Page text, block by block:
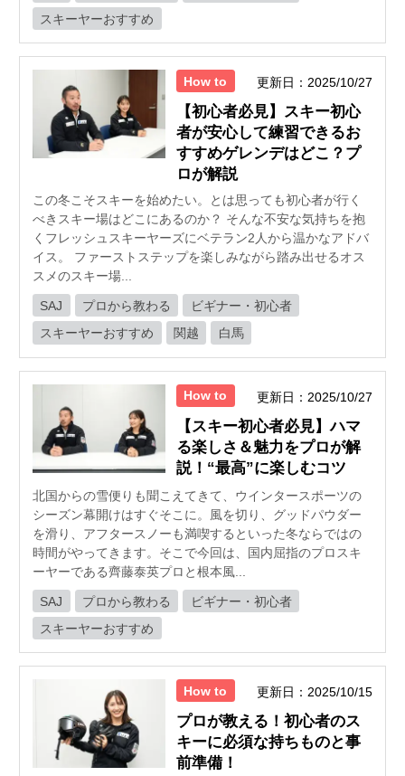
スキーヤーおすすめ
How to 更新日：2025/10/27
【初心者必見】スキー初心
者が安心して練習できるお
すすめゲレンデはどこ？プ
ロが解説
この冬こそスキーを始めたい。とは思っても初心者が行く
べきスキー場はどこにあるのか？ そんな不安な気持ちを抱
くフレッシュスキーヤーズにベテラン2人から温かなアドバ
イス。 ファーストステップを楽しみながら踏み出せるオス
スメのスキー場...
SAJ プロから教わる
ビギナー・初心者
スキーヤーおすすめ
関越 白馬
How to 更新日：2025/10/27
【スキー初心者必見】ハマ
る楽しさ＆魅力をプロが解
説！“最高”に楽しむコツ
北国からの雪便りも聞こえてきて、ウインタースポーツの
シーズン幕開けはすぐそこに。風を切り、グッドパウダー
を滑り、アフタースノーも満喫するといった冬ならではの
時間がやってきます。そこで今回は、国内屈指のプロスキ
ーヤーである齊藤泰英プロと根本風...
SAJ プロから教わる
ビギナー・初心者
スキーヤーおすすめ
How to 更新日：2025/10/15
プロが教える！初心者のス
キーに必須な持ちものと事
前準備！